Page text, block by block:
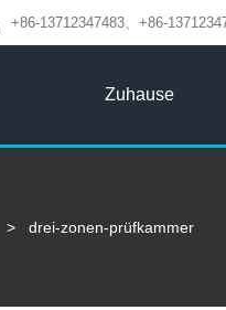
+86-13712347483、+86-
Zuhause
> drei-zonen-prüfkammer